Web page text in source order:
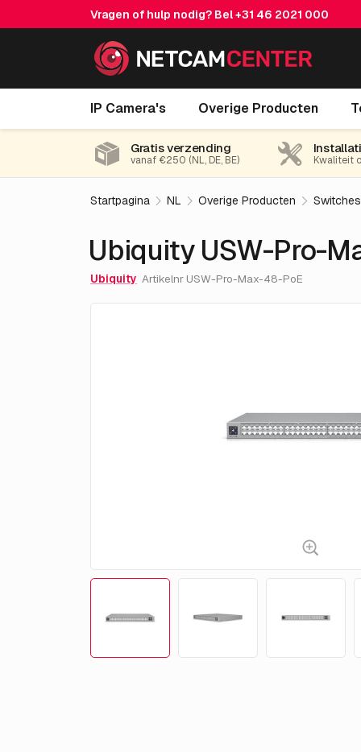
Vragen of hulp nodig? Bel+31 46 2021 000
IP Camera's Overige Producten
Ubiquity USW-Pro-Max-48-PoE
Gratis verzending
vanaf €250 (NL, DE, BE) Kwaliteit
Startpagina NL Overige Producten
Ubiquity USW-Pro-
Ubiquity Artikelnr USW-Pro-Max-48-PoE